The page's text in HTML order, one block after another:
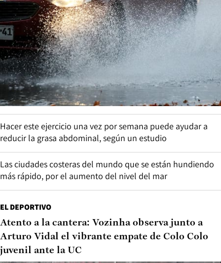
Hacer este ejercicio una vez por semana puede ayudar a
reducir la grasa abdominal, según un estudio
Las ciudades costeras del mundo que se están hundiendo
más rápido, por el aumento del nivel del mar
EL DEPORTIVO
Atento a la cantera: Vozinha observa junto a
Arturo Vidal el vibrante empate de Colo Colo
juvenil ante la UC